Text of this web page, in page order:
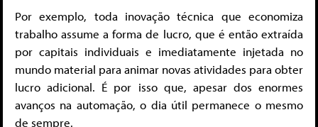
Por exemplo, toda inovação técnica que economiza
trabalho assume a forma de lucro, que é então extraída
por capitais individuais e imediatamente injetada no
mundo material para animar novas atividades para obter
lucro adicional. É por isso que, apesar dos enormes
avanços na automação, o dia útil permanece o mesmo
de sempre.